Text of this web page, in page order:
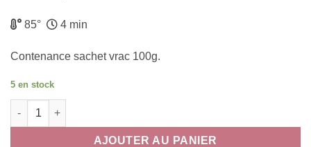
85° 4 min
Contenance sachet vrac 100g.
5 en stock
quantité de Pêche de Vigne Bio
AJOUTER AU PANIER